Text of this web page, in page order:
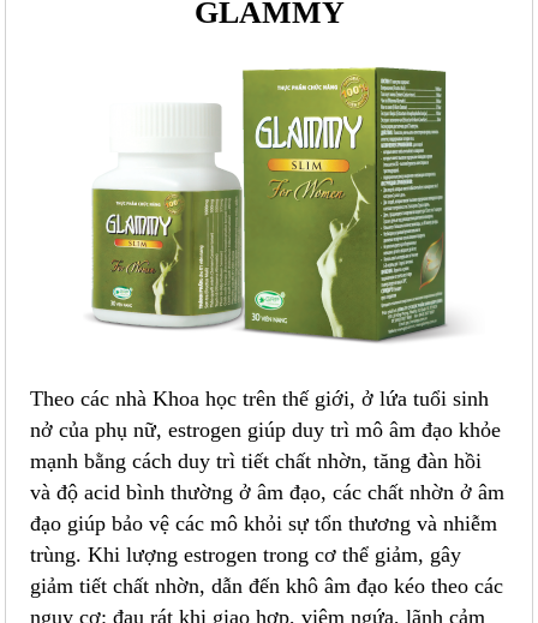
GLAMMY
Theo các nhà Khoa học trên thế giới, ở lứa tuổi sinh
nở của phụ nữ, estrogen giúp duy trì mô âm đạo khỏe
mạnh bằng cách duy trì tiết chất nhờn, tăng đàn hồi
và độ acid bình thường ở âm đạo, các chất nhờn ở âm
đạo giúp bảo vệ các mô khỏi sự tổn thương và nhiễm
trùng. Khi lượng estrogen trong cơ thể giảm, gây
giảm tiết chất nhờn, dẫn đến khô âm đạo kéo theo các
nguy cơ: đau rát khi giao hợp, viêm ngứa, lãnh cảm